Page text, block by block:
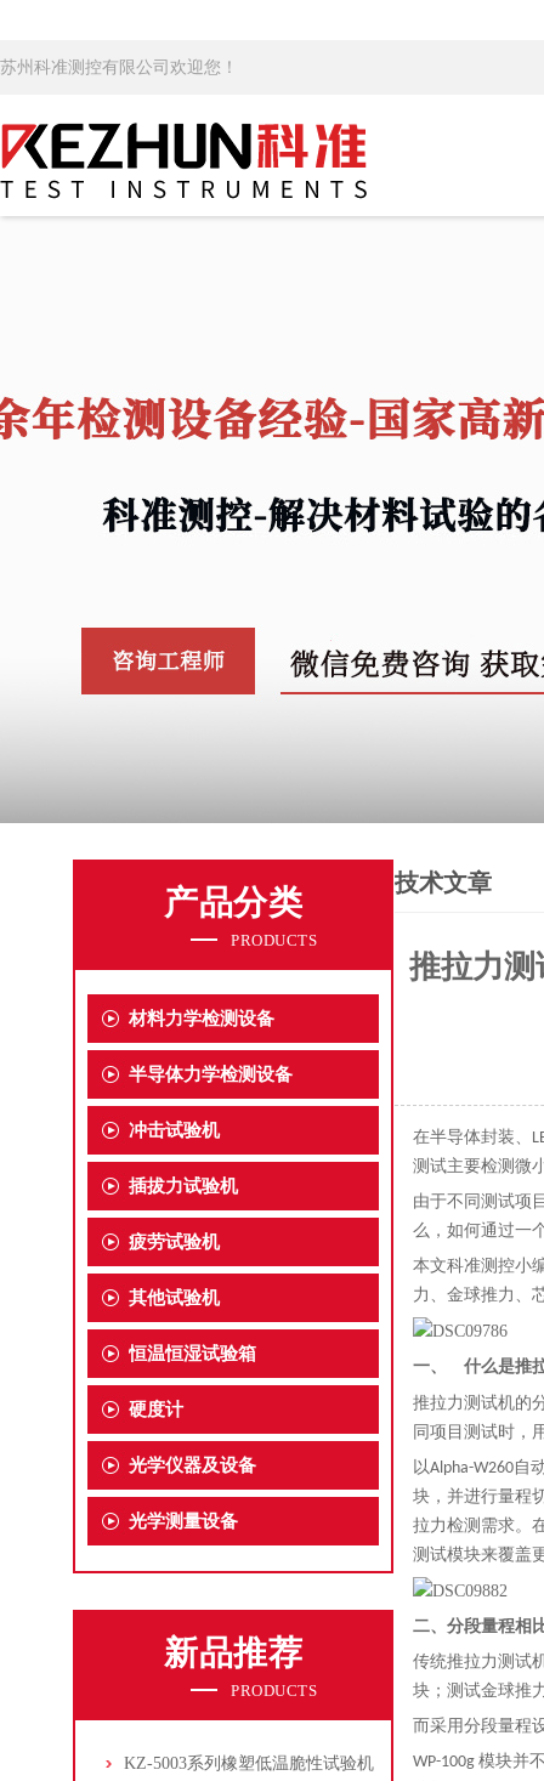
苏州科准测控有限公司欢迎您！
产品分类
PRODUCTS
材料力学检测设备
半导体力学检测设备
冲击试验机
插拔力试验机
疲劳试验机
其他试验机
恒温恒湿试验箱
硬度计
光学仪器及设备
光学测量设备
新品推荐
PRODUCTS
KZ-5003系列橡塑低温脆性试验机
技术文章
推拉力
在半导体封装、
测试主要检测微
由于不同测试项
么，如何通过一
本文科准测控小
力、金球推力、
一、 什么是推
推拉力测试机的
同项目测试时，
以Alpha-W260自
块，并进行量程
拉力检测需求。
测试模块来覆盖
二、分段量程相
传统推拉力测试
块；测试金球推
而采用分段量程
WP-100g 模块并